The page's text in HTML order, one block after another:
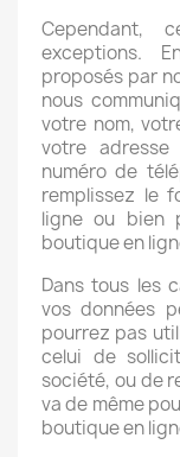
Cependant,
exceptions.
proposés par
nous
votre nom,
votre
numéro de
remplissez le
ligne ou bien
boutique en
Dans tous les
vos données
pourrez pas
celui de
société, ou de
va de même
boutique en